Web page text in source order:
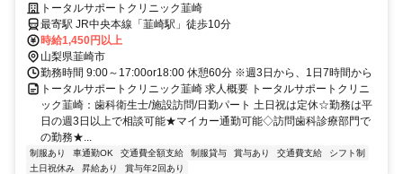
◇訪問歯科診療部門での勤務★【韮崎市、韮崎駅、クリニック（訪問歯
科診療）、歯科衛生士、日勤パート】
トータルサポートクリニック韮崎
最寄駅 JR中央本線「韮崎駅」徒歩10分
時給1,450円以上
山梨県韮崎市
勤務時間 9:00～17:00or18:00 休憩60分 ※週3日から、1日7時間から
トータルサポートクリニック韮崎 求人概要 トータルサポートクリニ
ック韮崎：歯科衛生士/施設訪問/日勤パート 土日祝は定休☆勤務は平
日の週3日以上で相談可能★マイカー通勤可能◇訪問歯科診療部門で
の勤務★...
制服あり 車通勤OK 交通費全額支給 制服貸与 賞与あり 交通費支給
シフト制
土日祝休み
昇給あり 賞与年2回あり